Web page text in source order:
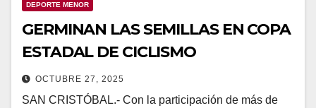
DEPORTE MENOR
GERMINAN LAS SEMILLAS EN COPA
ESTADAL DE CICLISMO
OCTUBRE 27, 2025
SAN CRISTÓBAL.- Con la participación de más de